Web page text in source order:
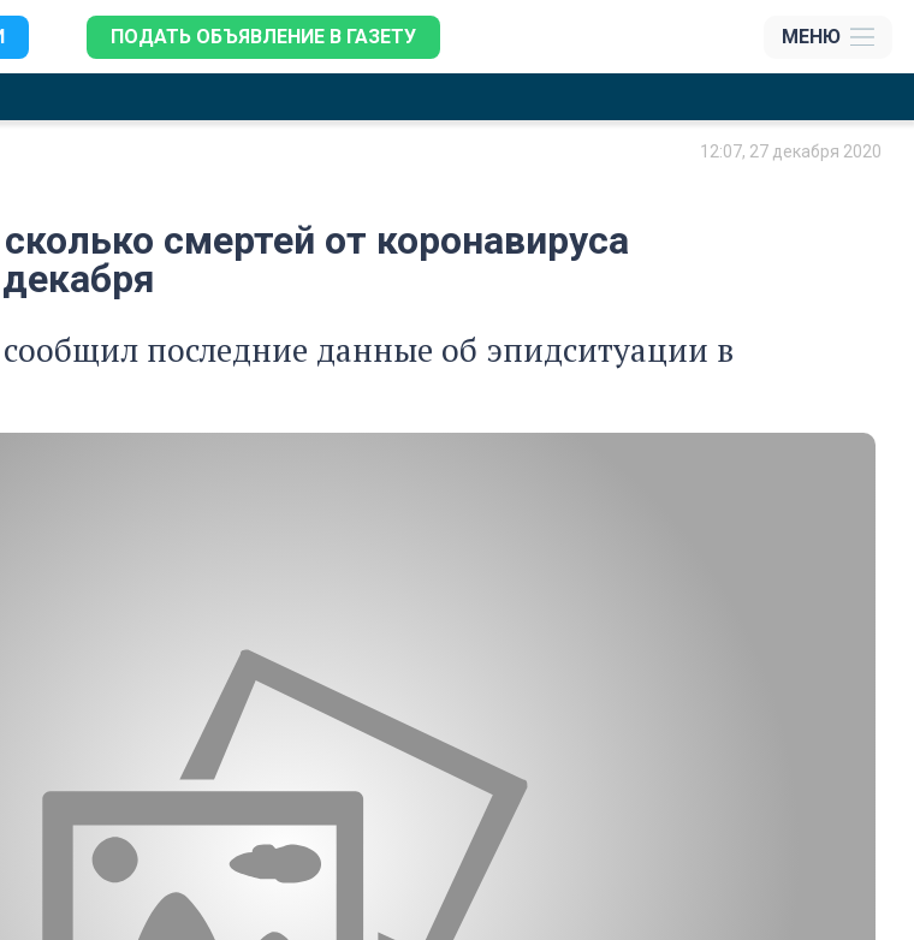
ПОДАТЬ ОБЪЯВЛЕНИЕ В ГАЗЕТУ МЕНЮ
12:07, 27 декабря 2020
смертей от коронавируса
последние данные об эпидситуации в